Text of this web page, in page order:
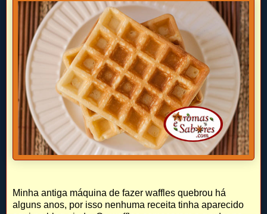
Minha antiga máquina de fazer waffles quebrou há
alguns anos, por isso nenhuma receita tinha aparecido